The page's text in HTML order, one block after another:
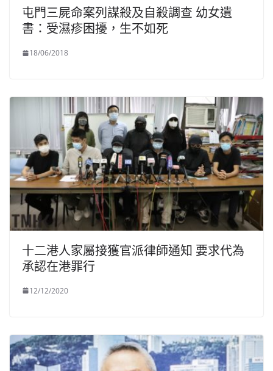
屯門三屍命案列謀殺及自殺調查 幼女遺
書：受濕疹困擾，生不如死
18/06/2018
十二港人家屬接獲官派律師通知 要求代為
承認在港罪行
12/12/2020